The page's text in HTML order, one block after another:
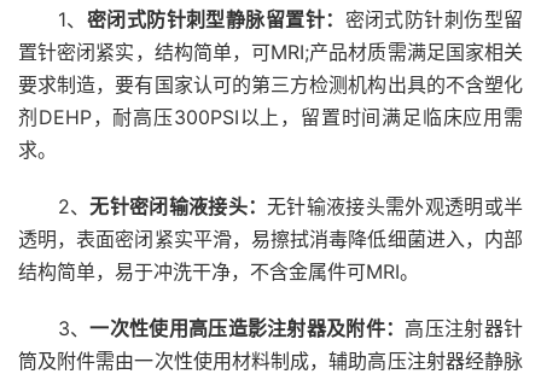
1、 密闭式防针刺型静脉留置针： 密闭式防针刺伤型留
置针密闭紧实，结构简单，可MRI;产品材质需满足国家相关
要求制造，要有国家认可的第三方检测机构出具的不含塑化
剂DEHP，耐高压300PSI以上，留置时间满足临床应用需
求。
2、无针密闭输液接头：无针输液接头需外观透明或半
透明，表面密闭紧实平滑，易擦拭消毒降低细菌进入，内部
结构简单，易于冲洗干净，不含金属件可MRI。
3、一次性使用高压造影注射器及附件： 高压注射器针
筒及附件需由一次性使用材料制成，辅助高压注射器经静脉